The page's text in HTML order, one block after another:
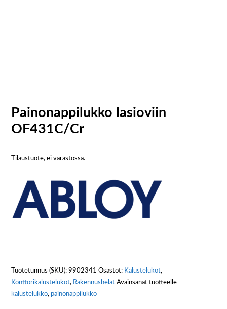
Painonappilukko lasioviin
OF431C/Cr
Tilaustuote, ei varastossa.
Tuotetunnus (SKU):9902341 Osastot: Kalustelukot,
Konttorikalustelukot, Rakennushelat Avainsanat tuotteelle
kalustelukko, painonappilukko